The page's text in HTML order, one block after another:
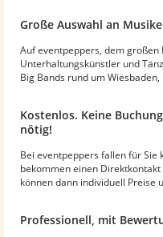
Große Auswahl an
Auf eventpeppers, dem großen
Unterhaltungskünstler und
Big Bands rund um Wiesbaden,
Kostenlos. Keine
nötig!
Bei eventpeppers fallen für Sie
bekommen einen
können dann individuell Preise
Professionell, mit